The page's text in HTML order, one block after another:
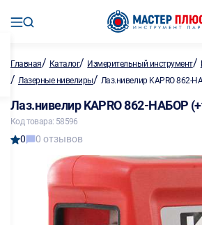
Главная/ Каталог/ Измерительный инструмент/
/ Лазерные нивелиры/ Лаз.нивелир KAPRO 862-
Лаз.нивелир KAPRO 862-НАБОР
Код товара: 58596
0 0 отзывов